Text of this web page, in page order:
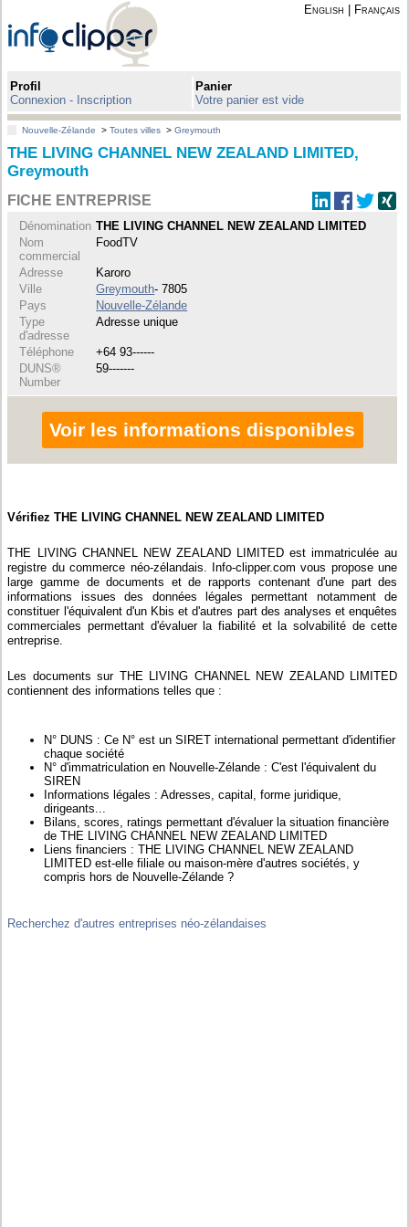
English Français
Profil
Connexion - Inscription
Panier
Votre panier est vide
Nouvelle-Zélande >Toutes villes >Greymouth
THE LIVING CHANNEL NEW ZEALAND LIMITED,
Greymouth
FICHE ENTREPRISE
Dénomination THE LIVING CHANNEL NEW ZEALAND LIMITED
Nom
commercial
FoodTV
Adresse
Karoro
Ville
Greymouth- 7805
Pays
Nouvelle-Zélande
Type
d'adresse
Adresse unique
Téléphone
+64 93------
DUNS®
Number
59-------
Voir les informations disponibles
Vérifiez THE LIVING CHANNEL NEW ZEALAND LIMITED
THE LIVING CHANNEL NEW ZEALAND LIMITED est immatriculée au
registre du commerce néo-zélandais. Info-clipper.com vous propose une
large gamme de documents et de rapports contenant d'une part des
informations issues des données légales permettant notamment de
constituer l'équivalent d'un Kbis et d'autres part des analyses et enquêtes
commerciales permettant d'évaluer la fiabilité et la solvabilité de cette
entreprise.
Les documents sur THE LIVING CHANNEL NEW ZEALAND LIMITED
contiennent des informations telles que :
N° DUNS : Ce N° est un SIRET international permettant d'identifier
chaque société
N° d'immatriculation en Nouvelle-Zélande : C'est l'équivalent du
SIREN
Informations légales : Adresses, capital, forme juridique,
dirigeants...
Bilans, scores, ratings permettant d'évaluer la situation financière
de THE LIVING CHANNEL NEW ZEALAND LIMITED
Liens financiers : THE LIVING CHANNEL NEW ZEALAND
LIMITED est-elle filiale ou maison-mère d'autres sociétés, y
compris hors de Nouvelle-Zélande ?
Recherchez d'autres entreprises néo-zélandaises